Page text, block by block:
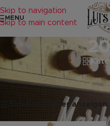
Skip to navigation
Skip to main content
MENU
Startseite
Produkte
Einzelnes Ergebnis wird
Sidebar & Filter anzeigen